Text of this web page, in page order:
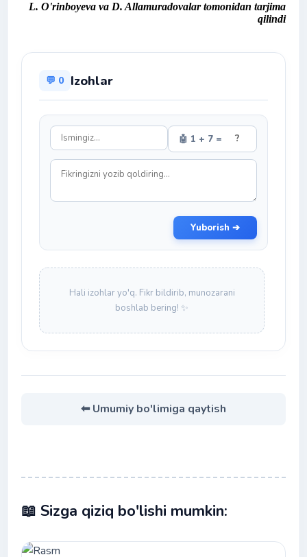
L. O'rinboyeva va D. Allamuradovalar tomonidan tarjima
qilindi
💬 0 Izohlar
🤖 1 + 7 =
Yuborish ➔
Hali izohlar yo'q. Fikr bildirib, munozarani
boshlab bering! ✨
⬅ Umumiy bo'limiga qaytish
📖 Sizga qiziq bo'lishi mumkin: